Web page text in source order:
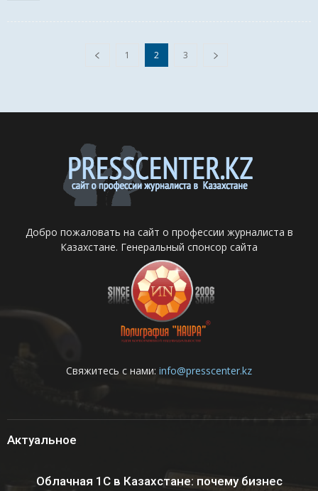
1 2 3
Добро пожаловать на сайт о профессии журналиста в
Казахстане. Генеральный спонсор сайта
Свяжитесь с нами: info@presscenter.kz
Актуальное
Облачная 1С в Казахстане: почему бизнес